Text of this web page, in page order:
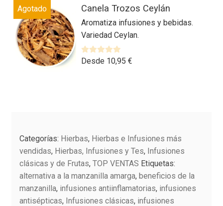
elegir
en
la
página
de
a
o
c
o
n
producto
tiene
múltiples
variantes.
Las
la
página
de
producto
Agotado Canela Trozos Ceylán
Aromatiza infusiones y bebidas.
Variedad Ceylan.
V
o
0
d
e
Desde 10,95 €
múltiples
se
Categorías: Hierbas, Hierbas e Infusiones más
vendidas, Hierbas, Infusiones y Tes, Infusiones
clásicas y de Frutas, TOP VENTAS Etiquetas:
alternativa a la manzanilla amarga, beneficios de la
manzanilla, infusiones antiinflamatorias, infusiones
antisépticas, Infusiones clásicas, infusiones